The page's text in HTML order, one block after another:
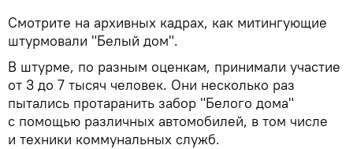
Смотрите на архивных кадрах, как митингующие
штурмовали "Белый дом".
В штурме, по разным оценкам, принимали участие
от 3 до 7 тысяч человек. Они несколько раз
пытались протаранить забор "Белого дома"
с помощью различных автомобилей, в том числе
и техники коммунальных служб.